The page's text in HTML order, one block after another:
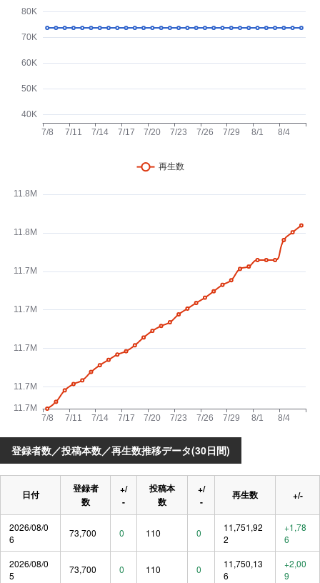
登録者数／投稿本数／再生数推移データ(30日間)
日付
登録者
数
+/
-
投稿本
数
+/
-
再生数 +/-
2026/08/0
6
73,700 0 110 0
11,751,92
2
+1,78
6
2026/08/0
5
73,700 0 110 0
11,750,13
6
+2,00
9